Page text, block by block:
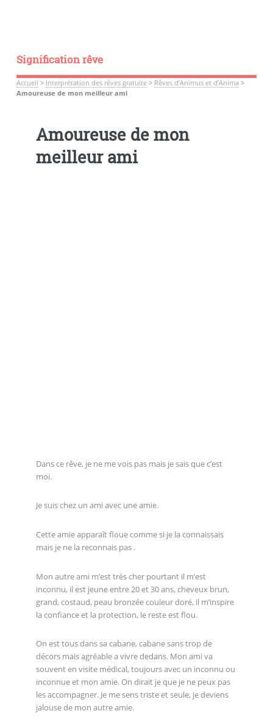
Signification rêve
Accueil > Interprétation des rêves gratuite> Rêves d’Animus et d’Anima >
Amoureuse de mon meilleur ami
Amoureuse de mon
meilleur ami
Dans ce rêve, je ne me vois pas mais je sais que c’est
moi.
Je suis chez un ami avec une amie.
Cette amie apparaît floue comme si je la connaissais
mais je ne la reconnais pas .
Mon autre ami m’est très cher pourtant il m’est
inconnu, il est jeune entre 20 et 30 ans, cheveux brun,
grand, costaud, peau bronzée couleur doré, il m’inspire
la confiance et la protection, le reste est flou.
On est tous dans sa cabane, cabane sans trop de
décors mais agréable a vivre dedans. Mon ami va
souvent en visite médical, toujours avec un inconnu ou
inconnue et mon amie. On dirait je que je ne peux pas
les accompagner. Je me sens triste et seule, je deviens
jalouse de mon autre amie.